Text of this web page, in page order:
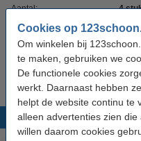
Cookies op
Om winkelen bij
te maken, gebruiken we
De functionele cookies
werkt. Daarnaast hebben
helpt de website continu te
alleen advertenties zien
willen daarom cookies
Aantal: 4
Nummer: E-
Extra info: